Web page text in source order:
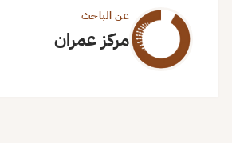
عن الباحث
مركز عمران